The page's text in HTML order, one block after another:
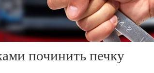
починить печку